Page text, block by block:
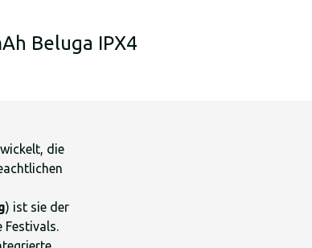
Beluga IPX4
die
) ist sie der
Festivals.